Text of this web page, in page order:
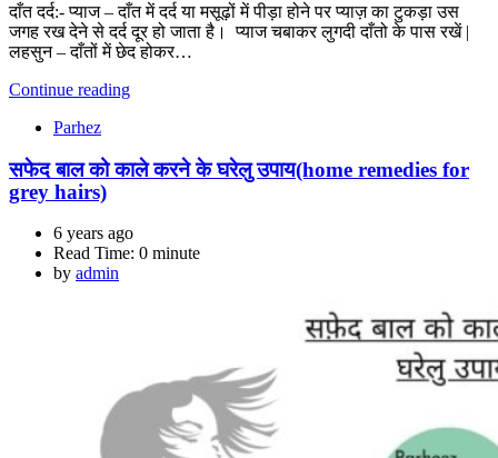
दाँत दर्द:- प्याज – दाँत में दर्द या मसूढ़ों में पीड़ा होने पर प्याज़ का टुकड़ा उस
जगह रख देने से दर्द दूर हो जाता है। प्याज चबाकर लुगदी दाँतो के पास रखें |
लहसुन – दाँतों में छेद होकर…
Continue reading
Parhez
सफेद बाल को काले करने के घरेलु उपाय(home remedies for
grey hairs)
6 years ago
Read Time: 0 minute
by admin